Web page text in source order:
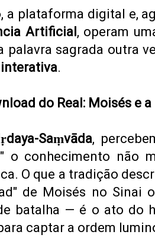
a plataforma digital e,
Artificial , operam
palavra sagrada outra
interativa.
do Real: Moisés e
Saṃvāda,
o conhecimento não
O que a tradição
de Moisés no Sinai
batalha — é o ato do
captar a ordem